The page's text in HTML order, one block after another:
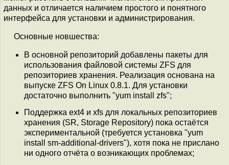
данных и отличается наличием простого и понятного
интерфейса для установки и администрирования.
Основные новшества:
В основной репозиторий добавлены пакеты для
использования файловой системы ZFS для
репозиториев хранения. Реализация основана на
выпуске ZFS On Linux 0.8.1. Для установки
достаточно выполнить "yum install zfs";
Поддержка ext4 и xfs для локальных репозиториев
хранения (SR, Storage Repository) пока остаётся
экспериментальной (требуется установка "yum
install sm-additional-drivers"), хотя пока не прислано
ни одного отчёта о возникающих проблемах;